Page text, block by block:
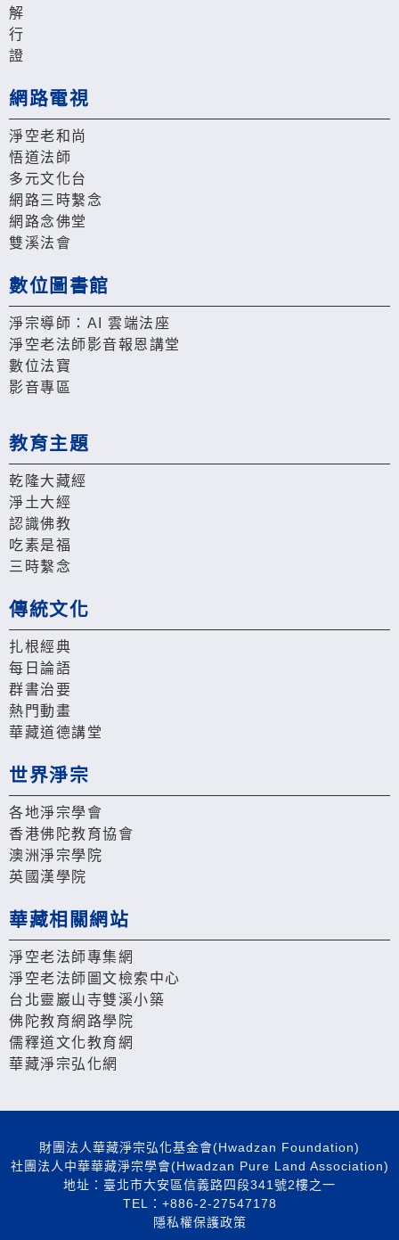
解
行
證
網路電視
淨空老和尚
悟道法師
多元文化台
網路三時繫念
網路念佛堂
雙溪法會
數位圖書館
淨宗導師：AI 雲端法座
淨空老法師影音報恩講堂
數位法寶
影音專區
教育主題
乾隆大藏經
淨土大經
認識佛教
吃素是福
三時繫念
傳統文化
扎根經典
每日論語
群書治要
熱門動畫
華藏道德講堂
世界淨宗
各地淨宗學會
香港佛陀教育協會
澳洲淨宗學院
英國漢學院
華藏相關網站
淨空老法師專集網
淨空老法師圖文檢索中心
台北靈巖山寺雙溪小築
佛陀教育網路學院
儒釋道文化教育網
華藏淨宗弘化網
財團法人華藏淨宗弘化基金會(Hwadzan Foundation)
社團法人中華華藏淨宗學會(Hwadzan Pure Land Association)
地址：臺北市大安區信義路四段341號2樓之一
TEL：+886-2-27547178
隱私權保護政策